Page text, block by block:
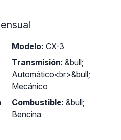
Modelo: CX-3
Transmisión: &bull;
Automático<br>&bull;
Mecánico
Combustible: &bull;
Bencina